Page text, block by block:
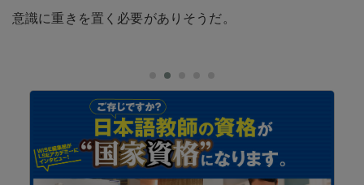
意識に重きを置く必要がありそうだ。